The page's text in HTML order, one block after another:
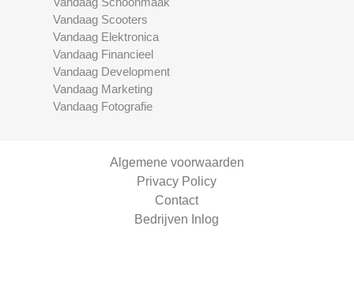
Vandaag Scooters
Vandaag Elektronica
Vandaag Financieel
Vandaag Development
Vandaag Marketing
Vandaag Fotografie
Algemene voorwaarden
Privacy Policy
Contact
Bedrijven Inlog